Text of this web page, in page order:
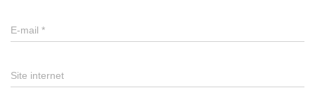
E-mail *
Site internet